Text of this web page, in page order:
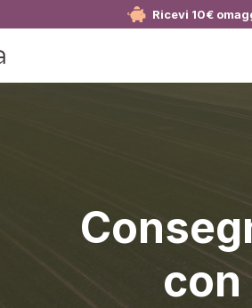
Ricevi 10€